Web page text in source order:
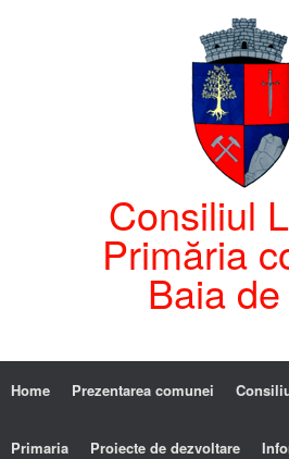
Consiliul
Primăria
Baia
Home Prezentarea comunei
Primaria Proiecte de dezvoltare